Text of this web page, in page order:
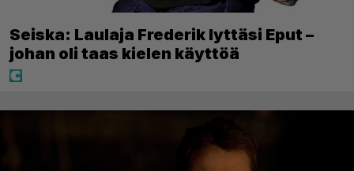
Seiska: Laulaja Frederik lyttäsi Eput –
johan oli taas kielen käyttöä